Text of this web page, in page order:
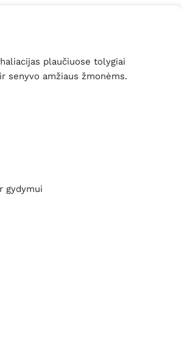
plaučiuose tolygiai
senyvo amžiaus žmonėms.
gydymui